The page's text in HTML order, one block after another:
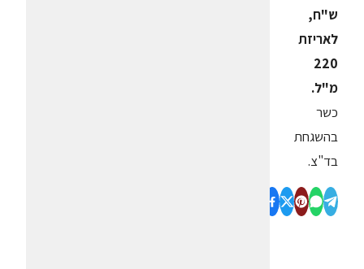
ש"ח,
לאריזת
220
מ"ל.
כשר
בהשגחת
בד"צ.